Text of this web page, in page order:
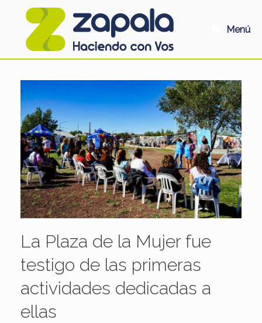
Menú
La Plaza de la Mujer fue
testigo de las primeras
actividades dedicadas a
ellas